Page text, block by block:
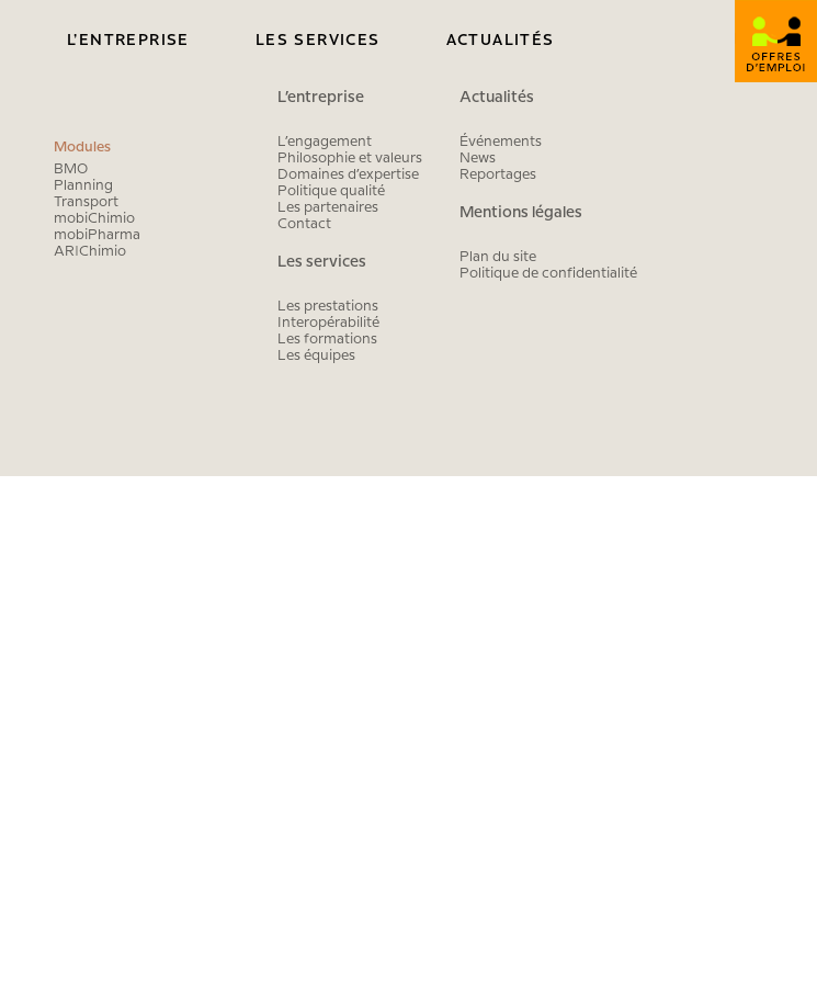
Prep’s
Labo
Planning
Transport
mobiChimio
L’ENTREPRISE
Domaines d’expertise
Les partenaires
LES SERVICES
Les équipes
ACTUALITÉS
Modules
BMO
Planning
Transport
mobiChimio
mobiPharma
AR|Chimio
L’entreprise
L’engagement
Philosophie et valeurs
Domaines d’expertise
Politique qualité
Les partenaires
Contact
Les services
Les prestations
Interopérabilité
Les formations
Les équipes
Actualités
Événements
News
Reportages
Mentions légales
Plan du site
Politique de confidentialité